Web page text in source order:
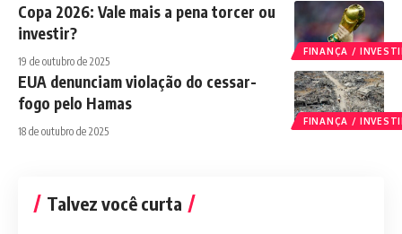
FINANÇA /
Copa 2026: Vale mais a pena torcer ou
investir?
19 de outubro de 2025
FINANÇA /
EUA denunciam violação do cessar-
fogo pelo Hamas
18 de outubro de 2025
Talvez você curta